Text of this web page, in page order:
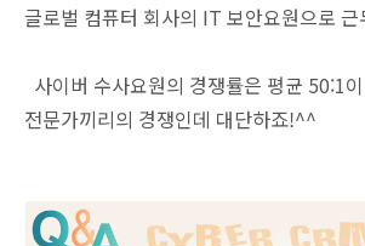
글로벌 컴퓨터 회사의 IT 보안요원으로
사이버 수사요원의 경쟁률은 평균 50:1
전문가끼리의 경쟁인데 대단하죠!^^